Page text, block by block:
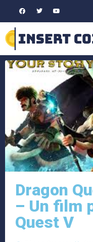
Dragon
– Un film
Quest V